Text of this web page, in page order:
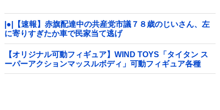
|●|【速報】赤旗配達中の共産党市議７８歳のじいさん、左
に寄りすぎたか車で民家当て逃げ
【オリジナル可動フィギュア】WIND TOYS「タイタン ス
ーパーアクションマッスルボディ」可動フィギュア各種
【予約開始】